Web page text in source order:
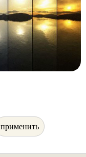
применить